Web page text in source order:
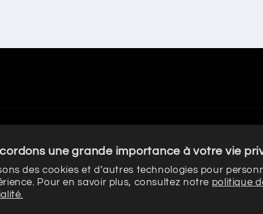
une grande importance à votre vie
des cookies et d’autres technologies pour
Pour en savoir plus, consultez notre politique